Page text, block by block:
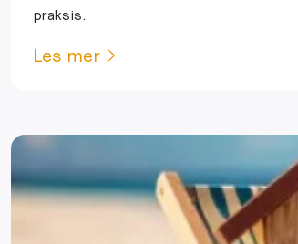
praksis.
Les mer